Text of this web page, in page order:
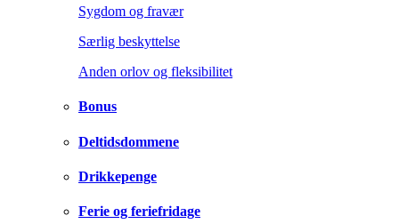
Sygdom og fravær
Særlig beskyttelse
Anden orlov og fleksibilitet
Bonus
Deltidsdommene
Drikkepenge
Ferie og feriefridage